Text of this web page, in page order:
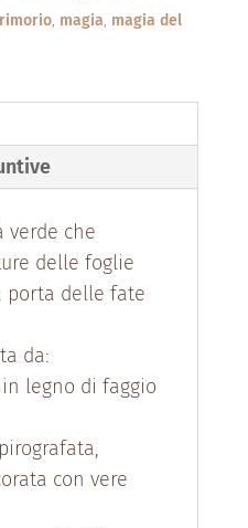
, magia, magia del
verde che
delle foglie
porta delle fate
da:
legno di faggio
con vere